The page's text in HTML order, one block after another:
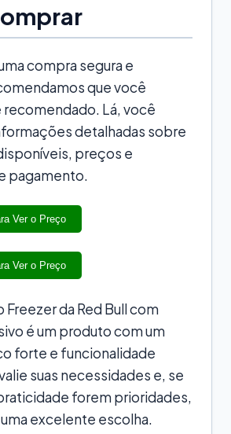
compra segura e
que você
recomendado. Lá, você
detalhadas sobre
preços e
pagamento.
Ver o Preço
Ver o Preço
Freezer da Red Bull com
é um produto com um
forte e funcionalidade
suas necessidades e, se
forem prioridades,
excelente escolha.